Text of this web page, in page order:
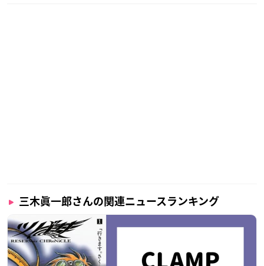
三木眞一郎さんの関連ニュースランキング